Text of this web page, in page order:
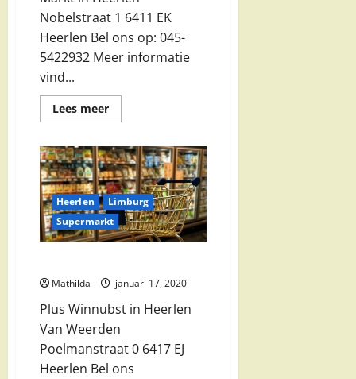
Nobelstraat 1 6411 EK
Heerlen Bel ons op: 045-
5422932 Meer informatie
vind...
Lees meerLees
meer
Thiruppathy
Asia
Markt
in
Heerlen
Heerlen
Limburg
Supermarkt
Mathilda januari 17, 2020
Plus Winnubst in Heerlen
Van Weerden
Poelmanstraat 0 6417 EJ
Heerlen Bel ons